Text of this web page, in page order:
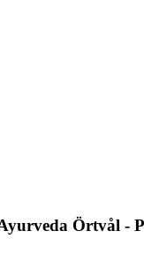
Örtvål -